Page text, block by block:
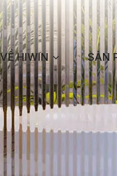
VỀ HIWIN SẢN